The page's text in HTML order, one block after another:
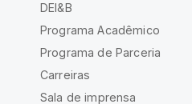
DEI&B
Programa Acadêmico
Programa de Parceria
Carreiras
Sala de imprensa